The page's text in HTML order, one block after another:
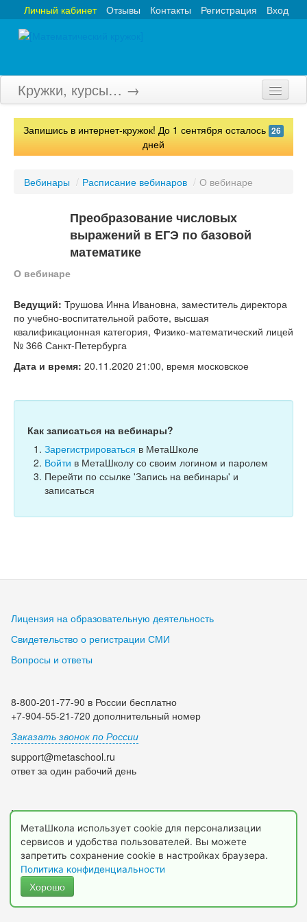
Вход
Регистрация
Контакты
Отзывы
Личный кабинет
Кружки, курсы… →
Главная
Конкурсы
Вебинары
Тесты
Книги
Игры
Запишись в интернет-кружок! До 1 сентября осталось 26
дней
Вебинары / Расписание вебинаров / О вебинаре
Преобразование числовых
выражений в ЕГЭ по базовой
математике
О вебинаре
Ведущий: Трушова Инна Ивановна, заместитель директора
по учебно-воспитательной работе, высшая
квалификационная категория, Физико-математический лицей
№ 366 Санкт-Петербурга
Дата и время: 20.11.2020 21:00, время московское
Как записаться на вебинары?
Зарегистрироваться в МетаШколе
Войти в МетаШколу со своим логином и паролем
Перейти по ссылке 'Запись на вебинары' и
записаться
Лицензия на образовательную деятельность
Свидетельство о регистрации СМИ
Вопросы и ответы
8-800-201-77-90 в России бесплатно
+7-904-55-21-720 дополнительный номер
Заказать звонок по России
support@metaschool.ru
ответ за один рабочий день
Мы в социальных сетях:
© 2009-2026 МетаШкола, www.metaschool.ru
МетаШкола использует cookie для персонализации
сервисов и удобства пользователей. Вы можете
запретить сохранение cookie в настройках браузера.
Политика конфиденциальности
Хорошо